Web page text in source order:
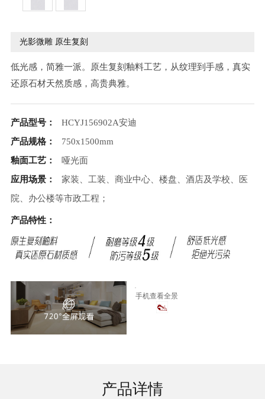
光影微雕 原生复刻
低光感，简雅一派。原生复刻釉料工艺，从纹理到手感，真实
还原石材天然质感，高贵典雅。
产品型号：
HCYJ156902A安迪
产品规格：
750x1500mm
釉面工艺：
哑光面
应用场景：
家装、工装、商业中心、楼盘、酒店及学校、医
院、办公楼等市政工程；
产品特性：
手机查看全景
产品详情